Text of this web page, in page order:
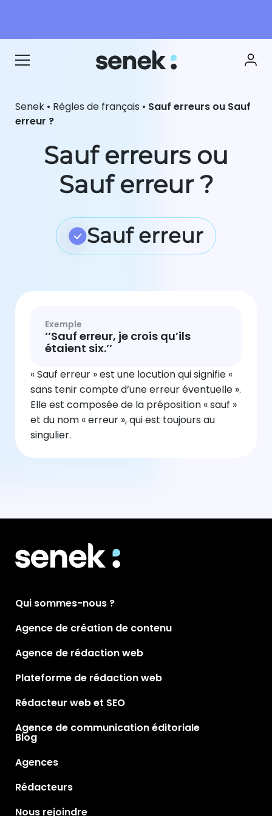
Senek • Règles de français • Sauf erreurs ou Sauf
erreur ?
Sauf erreurs ou
Sauf erreur ?
Sauf erreur
Exemple
‘’Sauf erreur, je crois qu’ils
étaient six.’’
« Sauf erreur » est une locution qui signifie «
sans tenir compte d’une erreur éventuelle ».
Elle est composée de la préposition « sauf »
et du nom « erreur », qui est toujours au
singulier.
Qui sommes-nous ?
Agence de création de contenu
Agence de rédaction web
Plateforme de rédaction web
Rédacteur web et SEO
Agence de communication éditoriale
Blog
Agences
Rédacteurs
Nous rejoindre